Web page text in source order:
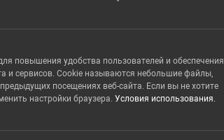
повышения удобства пользователей и обеспечения
и сервисов. Cookie называются небольшие файлы,
посещениях веб-сайта. Если вы не хотите
настройки браузера. Условия использования.